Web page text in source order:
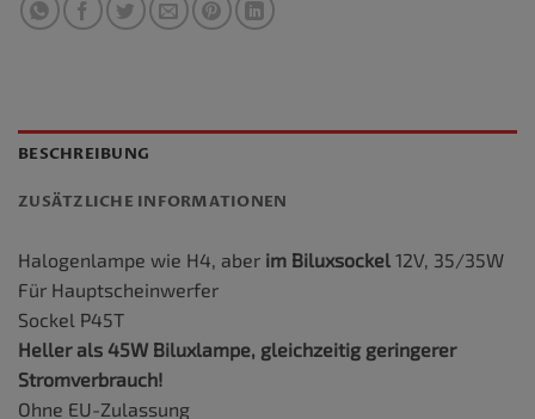
BESCHREIBUNG
ZUSÄTZLICHE INFORMATIONEN
Halogenlampe wie H4, aber im Biluxsockel 12V, 35/35W
Für Hauptscheinwerfer
Sockel P45T
Heller als 45W Biluxlampe, gleichzeitig geringerer
Stromverbrauch!
Ohne EU-Zulassung